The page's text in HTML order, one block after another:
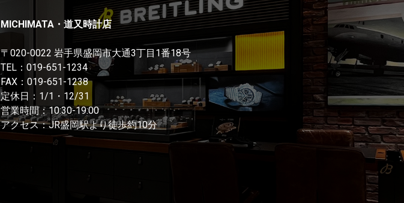
MICHIMATA・道又時計店
〒020-0022 岩手県盛岡市大通3丁目1番18号
TEL： 019-651-1234
FAX：019-651-1238
定休日：1/1・12/31
営業時間：10:30-19:00
アクセス：JR盛岡駅より徒歩約10分